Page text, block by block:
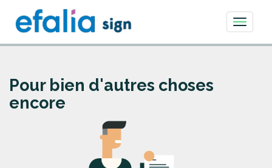
Toggle
Pour bien d'autres choses
encore